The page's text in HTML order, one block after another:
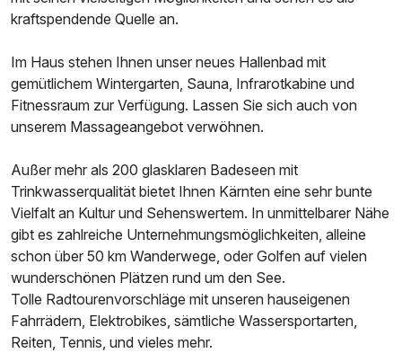
kraftspendende Quelle an.
Im Haus stehen Ihnen unser neues Hallenbad mit
gemütlichem Wintergarten, Sauna, Infrarotkabine und
Fitnessraum zur Verfügung. Lassen Sie sich auch von
unserem Massageangebot verwöhnen.
Außer mehr als 200 glasklaren Badeseen mit
Trinkwasserqualität bietet Ihnen Kärnten eine sehr bunte
Vielfalt an Kultur und Sehenswertem. In unmittelbarer Nähe
gibt es zahlreiche Unternehmungsmöglichkeiten, alleine
schon über 50 km Wanderwege, oder Golfen auf vielen
wunderschönen Plätzen rund um den See.
Tolle Radtourenvorschläge mit unseren hauseigenen
Fahrrädern, Elektrobikes, sämtliche Wassersportarten,
Reiten, Tennis, und vieles mehr.